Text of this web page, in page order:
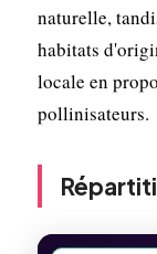
naturelle,
habitats
locale en
pollinisateurs.